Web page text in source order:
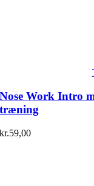
Nose Work Intro
træning
kr.59,00